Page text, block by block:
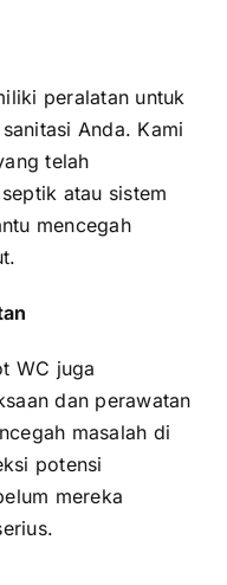
peralatan untuk
Anda. Kami
telah
atau sistem
mencegah
WC juga
dan perawatan
masalah di
potensi
mereka